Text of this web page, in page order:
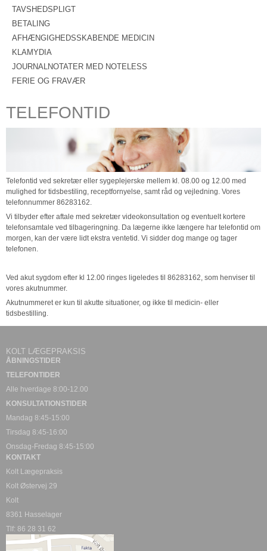
TAVSHEDSPLIGT
BETALING
AFHÆNGIGHEDSSKABENDE MEDICIN
KLAMYDIA
JOURNALNOTATER MED NOTELESS
FERIE OG FRAVÆR
TELEFONTID
Telefontid ved sekretær eller sygeplejerske mellem kl. 08.00 og 12.00 med
mulighed for tidsbestiling, receptfornyelse, samt råd og vejledning. Vores
telefonnummer 86283162.
Vi tilbyder efter aftale med sekretær videokonsultation og eventuelt kortere
telefonsamtale ved tilbageringning. Da lægerne ikke længere har telefontid om
morgen, kan der være lidt ekstra ventetid. Vi sidder dog mange og tager
telefonen.
Ved akut sygdom efter kl 12.00 ringes ligeledes til 86283162, som henviser til
vores akutnummer.
Akutnummeret er kun til akutte situationer, og ikke til medicin- eller
tidsbestilling.
KOLT LÆGEPRAKSIS
ÅBNINGSTIDER
TELEFONTIDER
Alle hverdage 8:00-12.00
KONSULTATIONSTIDER
Mandag 8:45-15:00
Tirsdag 8:45-16:00
Onsdag-Fredag 8:45-15:00
KONTAKT
Kolt Lægepraksis
Kolt Østervej 29
Kolt
8361 Hasselager
Tlf: 86 28 31 62